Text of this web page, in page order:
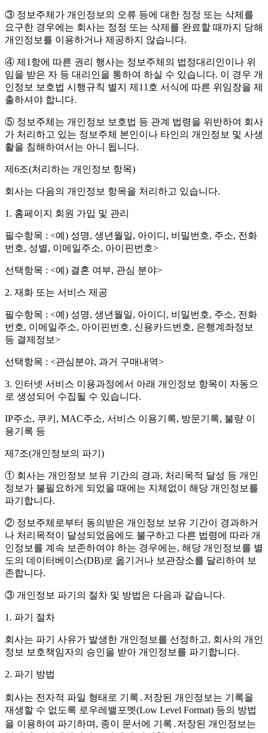
③ 정보주체가 개인정보의 오류 등에 대한 정정 또는 삭제를
요구한 경우에는 회사는 정정 또는 삭제를 완료할 때까지 당해
개인정보를 이용하거나 제공하지 않습니다.
④ 제1항에 따른 권리 행사는 정보주체의 법정대리인이나 위
임을 받은 자 등 대리인을 통하여 하실 수 있습니다. 이 경우 개
인정보 보호법 시행규칙 별지 제11호 서식에 따른 위임장을 제
출하셔야 합니다.
⑤ 정보주체는 개인정보 보호법 등 관계 법령을 위반하여 회사
가 처리하고 있는 정보주체 본인이나 타인의 개인정보 및 사생
활을 침해하여서는 아니 됩니다.
제6조(처리하는 개인정보 항목)
회사는 다음의 개인정보 항목을 처리하고 있습니다.
1. 홈페이지 회원 가입 및 관리
필수항목 : <예) 성명, 생년월일, 아이디, 비밀번호, 주소, 전화
번호, 성별, 이메일주소, 아이핀번호>
선택항목 : <예) 결혼 여부, 관심 분야>
2. 재화 또는 서비스 제공
필수항목 : <예) 성명, 생년월일, 아이디, 비밀번호, 주소, 전화
번호, 이메일주소, 아이핀번호, 신용카드번호, 은행계좌정보
등 결제정보>
선택항목 : <관심분야, 과거 구매내역>
3. 인터넷 서비스 이용과정에서 아래 개인정보 항목이 자동으
로 생성되어 수집될 수 있습니다.
IP주소, 쿠키, MAC주소, 서비스 이용기록, 방문기록, 불량 이
용기록 등
제7조(개인정보의 파기)
① 회사는 개인정보 보유 기간의 경과, 처리목적 달성 등 개인
정보가 불필요하게 되었을 때에는 지체없이 해당 개인정보를
파기합니다.
② 정보주체로부터 동의받은 개인정보 보유 기간이 경과하거
나 처리목적이 달성되었음에도 불구하고 다른 법령에 따라 개
인정보를 계속 보존하여야 하는 경우에는, 해당 개인정보를 별
도의 데이터베이스(DB)로 옮기거나 보관장소를 달리하여 보
존합니다.
③ 개인정보 파기의 절차 및 방법은 다음과 같습니다.
1. 파기 절차
회사는 파기 사유가 발생한 개인정보를 선정하고, 회사의 개인
정보 보호책임자의 승인을 받아 개인정보를 파기합니다.
2. 파기 방법
회사는 전자적 파일 형태로 기록․저장된 개인정보는 기록을
재생할 수 없도록 로우레밸포멧(Low Level Format) 등의 방법
을 이용하여 파기하며, 종이 문서에 기록․저장된 개인정보는